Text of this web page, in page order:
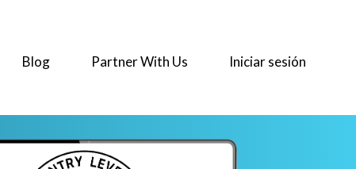
Blog Partner With Us Iniciar sesión